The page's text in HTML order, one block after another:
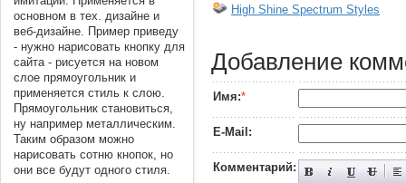
High Shine Spectrum Styles
Добавление
Имя:*
E-Mail:
Комментарий:
основном в тех. дизайне и
веб-дизайне. Пример приведу
- нужно нарисовать кнопку для
сайта - рисуется на новом
слое прямоугольник и
применяется стиль к слою.
Прямоугольник становиться,
ну например металлическим.
Таким образом можно
нарисовать сотню кнопок, но
они все будут одного стиля.